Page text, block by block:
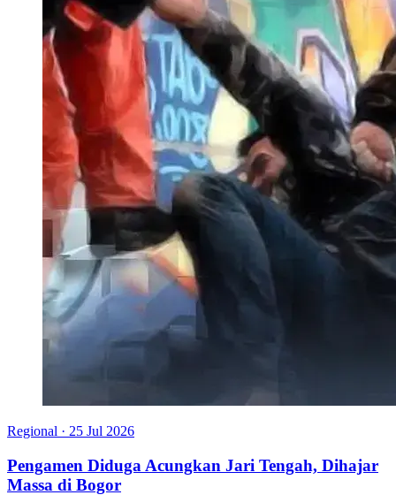
Regional · 25 Jul 2026
Pengamen Diduga Acungkan Jari Tengah, Dihajar
Massa di Bogor